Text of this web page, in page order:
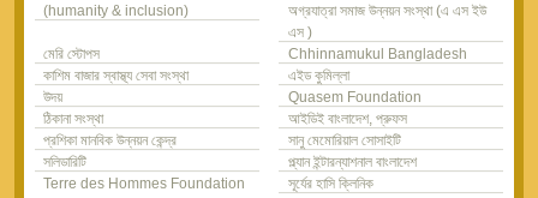
(humanity & inclusion)
অগ্রযাত্রা সমাজ উন্নয়ন সংস্থা (এ এস ইউ
এস )
মেরি স্টোপস
Chhinnamukul Bangladesh
কাশিম বাজার স্বাস্থ্য সেবা সংস্থা
এইড কুমিল্লা
উদয়
Quasem Foundation
ঠিকানা সংস্থা
আইডিই বাংলাদেশ, প্রুফস
প্রশিকা মানবিক উন্নয়ন কেন্দ্র
সানু মেমোরিয়াল সোসাইটি
সলিডারিটি
প্ল্যান ইন্টারন্যাশনাল বাংলাদেশ
Terre des Hommes Foundation
সূর্যের হাসি ক্লিনিক